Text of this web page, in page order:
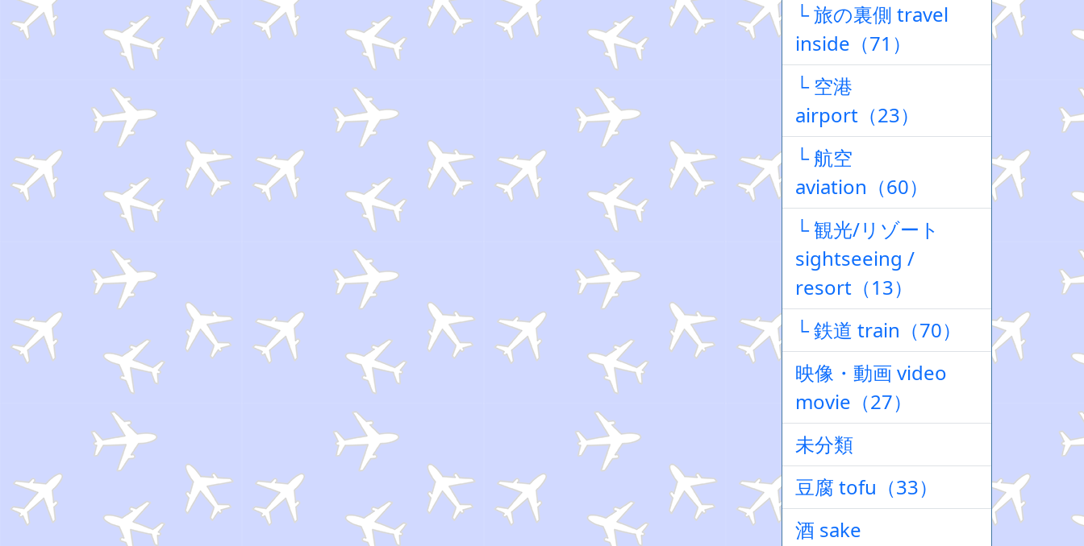
└ 旅の裏側 travel
inside（71）
└ 空港
airport（23）
└ 航空
aviation（60）
└ 観光/リゾート
sightseeing /
resort（13）
└ 鉄道 train（70）
映像・動画 video
movie（27）
未分類
豆腐 tofu（33）
酒 sake